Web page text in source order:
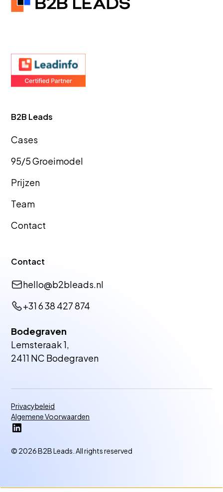
B2B Leads
Cases
95/5 Groeimodel
Prijzen
Team
Contact
Contact
hello@b2bleads.nl
+31 6 38 427 874
Bodegraven
Lemsteraak 1,
2411 NC Bodegraven
© 2026 B2B Leads. All rights reserved
Privacybeleid
Algemene Voorwaarden